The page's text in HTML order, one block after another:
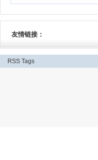
友情链接：
RSS Tags